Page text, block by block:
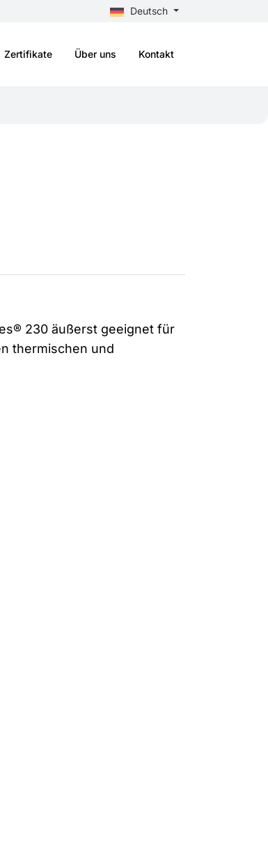
Deutsch
Zertifikate Über uns Kontakt
230 äußerst geeignet für
thermischen und